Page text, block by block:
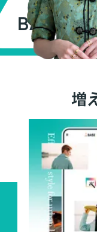
BASEが
増